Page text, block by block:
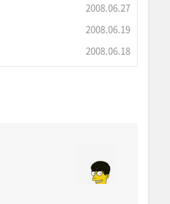
2008.06.27
2008.06.19
2008.06.18